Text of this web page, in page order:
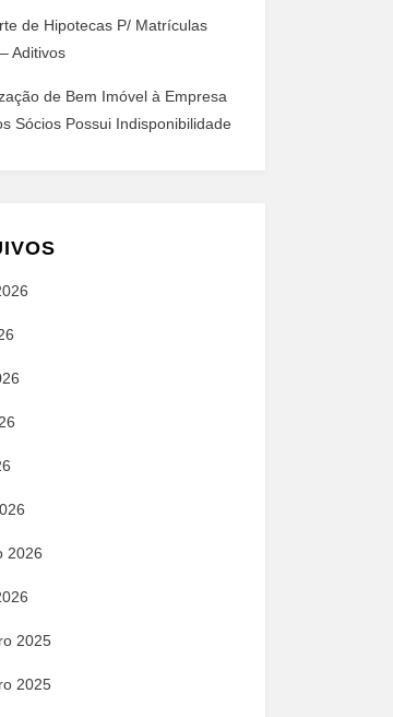
de Hipotecas P/ Matrículas
Aditivos
de Bem Imóvel à Empresa
Sócios Possui Indisponibilidade
2026
2025
2025